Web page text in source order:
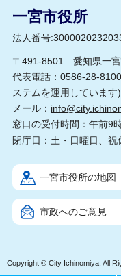
一宮市役所
法人番号
〒491-8501 愛知県一
代表電話：0586-28-
ステムを運用しています)
メール：
窓口の受付時間：午前9
閉庁日：土・日曜日、
一宮市役所の地図
市政へのご意見
Copyright © City Ichinomiya, All